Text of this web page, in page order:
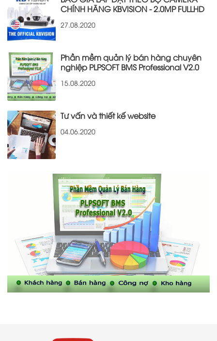
CHÍNH HÃNG KBVISION - 2.0MP FULLHD
27.08.2020
Phần mềm quản lý bán hàng chuyên
nghiệp PLPSOFT BMS Professional V2.0
15.08.2020
Tư vấn và thiết kế website
04.06.2020